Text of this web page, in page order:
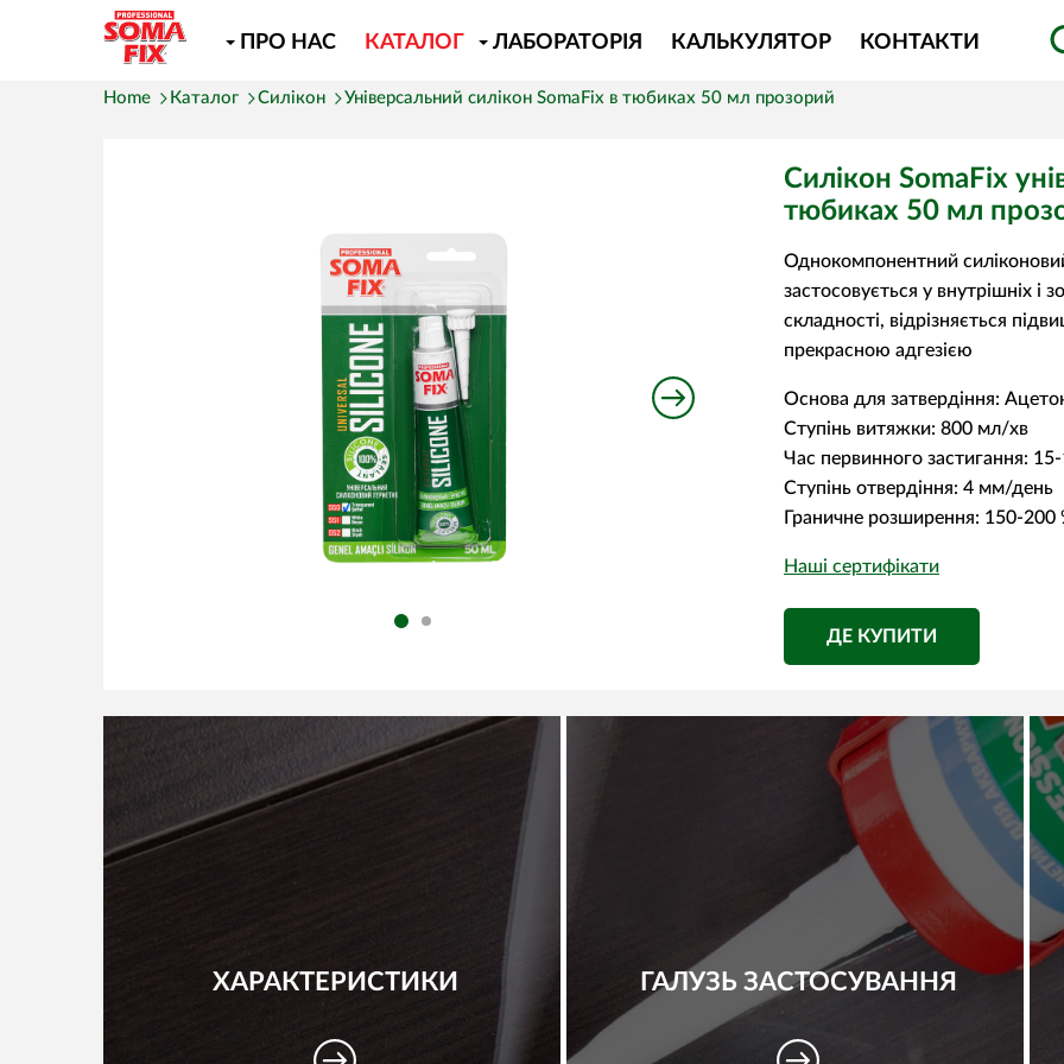
ПРО НАС КАТАЛОГ ЛАБОРАТОРІЯ КАЛЬКУЛЯТОР КОНТАКТИ
Home Каталог Cилікон Універсальний силікон SomaFix в тюбиках 50 мл прозорий
Силікон SomaFix
тюбиках 50 мл
Однокомпонентний
застосовується у внутрішніх і
складності, відрізняється
прекрасною адгезією
Основа для затвердіння:
Ступінь витяжки: 800 мл/хв
Час первинного застигання:
Ступінь отвердіння: 4 мм/день
Граничне розширення: 150-200
Наші сертифікати
ДЕ КУПИТИ
ХАРАКТЕРИСТИКИ ГАЛУЗЬ ЗАСТОСУВАННЯ